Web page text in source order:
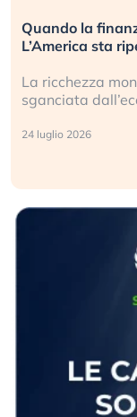
Quando la
L’America sta
La ricchezza
sganciata
24 luglio 2026